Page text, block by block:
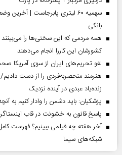
سهمیه ۶۰ لیتری پابرجاست |
بانکی
همه مردمی که این سختی‌ها را می‌بینند
کشورشان این کاررا انجام می‌دهند
لغو تحریم‌های ایران از سوی آمریکا
زنده‌یاد عبدی در آینده نزدیک
پزشکیان: باید دشمن را وادار کنیم به
پاسخ قانون به خشونت در قاب
آخر هفته چه فیلمی ببینیم؟ فهرست
شبکه‌های سیما